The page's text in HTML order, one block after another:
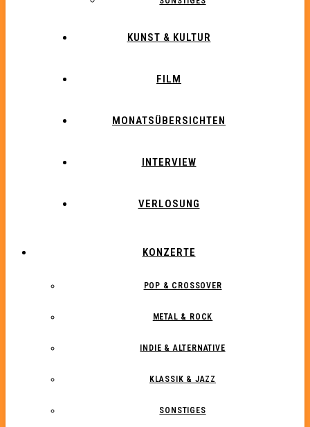
KUNST & KULTUR
FILM
MONATSÜBERSICHTEN
INTERVIEW
VERLOSUNG
KONZERTE
POP & CROSSOVER
METAL & ROCK
INDIE & ALTERNATIVE
KLASSIK & JAZZ
SONSTIGES